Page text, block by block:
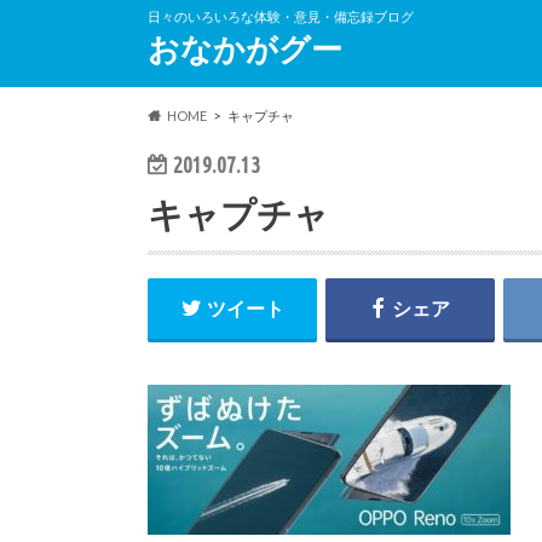
日々のいろいろな体験・意見・備忘録ブログ
おなかがグー
HOME キャプチャ
2019.07.13
キャプチャ
ツイート シェア